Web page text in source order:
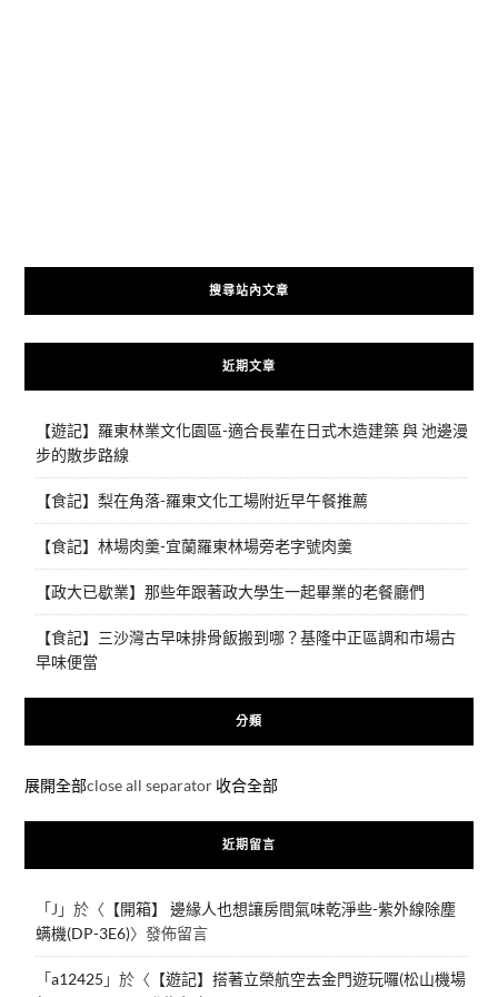
搜尋站內文章
近期文章
【遊記】羅東林業文化園區-適合長輩在日式木造建築 與 池邊漫
步的散步路線
【食記】梨在角落-羅東文化工場附近早午餐推薦
【食記】林場肉羹-宜蘭羅東林場旁老字號肉羹
【政大已歇業】那些年跟著政大學生一起畢業的老餐廳們
【食記】三沙灣古早味排骨飯搬到哪？基隆中正區調和市場古
早味便當
分類
展開全部close all separator 收合全部
近期留言
「J 」於〈 【開箱】 邊緣人也想讓房間氣味乾淨些-紫外線除塵
螨機(DP-3E6)〉發佈留言
「a12425 」於〈 【遊記】搭著立榮航空去金門遊玩囉(松山機場